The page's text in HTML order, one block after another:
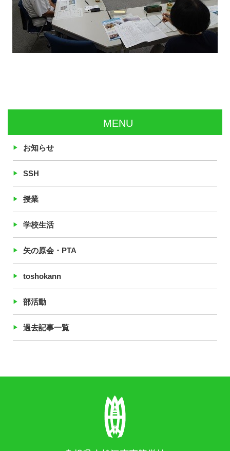
MENU
お知らせ
SSH
授業
学校生活
矢の原会・PTA
toshokann
部活動
過去記事一覧